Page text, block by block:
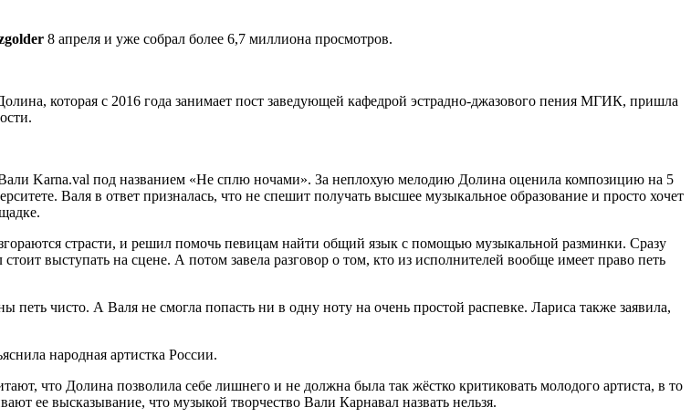
8 апреля и уже собрал более 6,7 миллиона просмотров.
которая с 2016 года занимает пост заведующей кафедрой эстрадно-джазового пения МГИК, пришла
Karna.val под названием «Не сплю ночами». За неплохую мелодию Долина оценила композицию на 5
Валя в ответ призналась, что не спешит получать высшее музыкальное образование и просто хочет
страсти, и решил помочь певицам найти общий язык с помощью музыкальной разминки. Сразу
выступать на сцене. А потом завела разговор о том, кто из исполнителей вообще имеет право петь
чисто. А Валя не смогла попасть ни в одну ноту на очень простой распевке. Лариса также заявила,
народная артистка России.
что Долина позволила себе лишнего и не должна была так жёстко критиковать молодого артиста, в то
ее высказывание, что музыкой творчество Вали Карнавал назвать нельзя.